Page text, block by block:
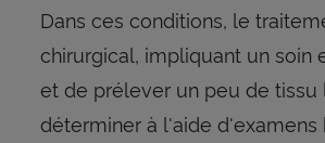
Dans ces conditions, le
chirurgical, impliquant un soin
et de prélever un peu de tissu
déterminer à l'aide d'examens